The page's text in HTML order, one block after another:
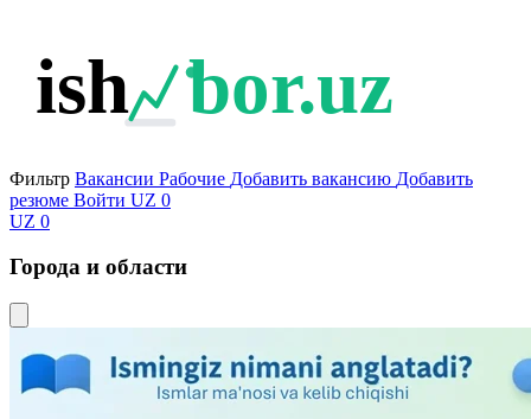
ish bor.uz
Фильтр Вакансии Рабочие Добавить вакансию Добавить
резюме Войти UZ 0
UZ 0
Города и области